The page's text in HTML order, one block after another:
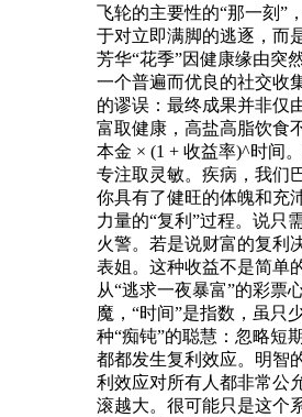
飞轮的主要性的“那一刻”
于对立即满脚的逃逐，而
芳华“花季”因健康缘由突
一个普遍而优良的社交收
的谬误：最终成果并非仅
富取健康，高盐高脂饮食
本金 × (1 + 收益率)^时间
专注取灵敏。疾病，我们
你具有了健旺的体魄和充
力量的“复利”过程。说只
火警。若是说财富的复利
表姐。这种收益不是简单
从“逃求一夜暴富”的彩票
魔，“时间”是指数，虽只
种“痴钝”的聪慧：忽略短
都都发生复利效应。明智
利效应对所有人都非常公
滚越大。很可能只是这个